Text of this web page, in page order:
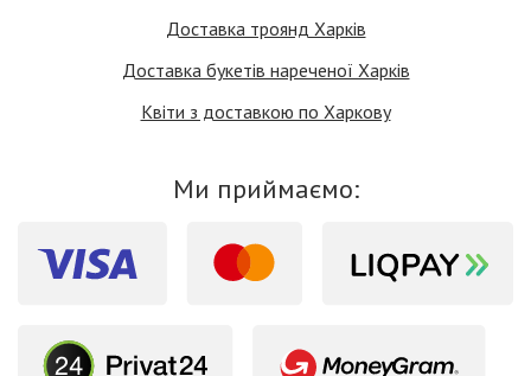
Доставка троянд Харків
Доставка букетів нареченої Харків
Квіти з доставкою по Харкову
Ми приймаємо: